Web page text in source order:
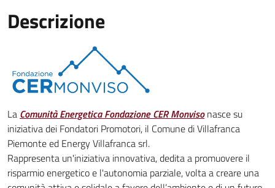
Descrizione
La Comunità Energetica Fondazione CER Monvisonasce su
iniziativa dei Fondatori Promotori, il Comune di Villafranca
Piemonte ed Energy Villafranca srl.
Rappresenta un'iniziativa innovativa, dedita a promuovere il
risparmio energetico e l'autonomia parziale, volta a creare una